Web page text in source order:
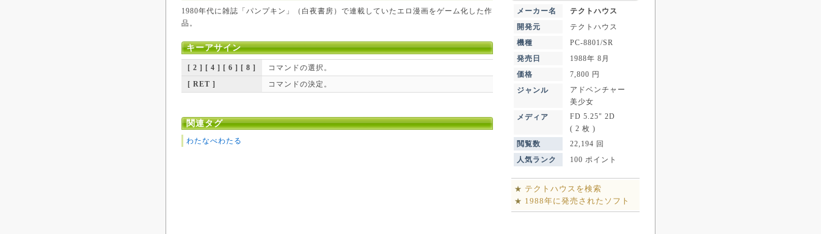
1980年代に雑誌「パンプキン」（白夜書房）で連載していたエロ漫画をゲーム化した作
品。
キーアサイン
[ 2 ] [ 4 ] [ 6 ] [ 8 ]
コマンドの選択。
[ RET ]
コマンドの決定。
関連タグ
わたなべわたる
メーカー名
テクトハウス
開発元
テクトハウス
機種
PC-8801/SR
発売日
1988年 8月
価格
7,800 円
ジャンル
アドベンチャー
美少女
メディア
FD 5.25" 2D
( 2 枚 )
閲覧数
22,194 回
人気ランク
100 ポイント
★ テクトハウスを検索
★ 1988年に発売されたソフト